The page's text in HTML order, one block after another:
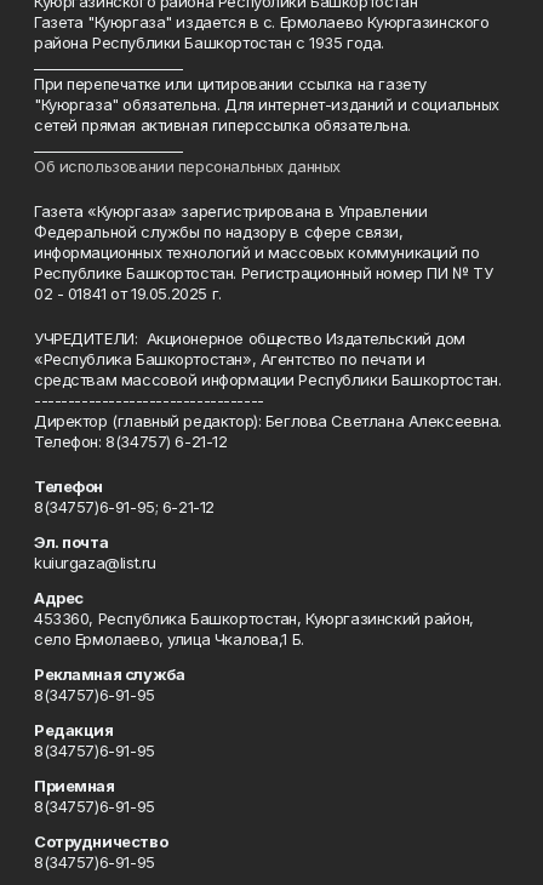
Газета "Куюргаза" издается в с. Ермолаево Куюргазинского
района Республики Башкортостан с 1935 года.
При перепечатке или цитировании ссылка на газету
"Куюргаза" обязательна. Для интернет-изданий и социальных
сетей прямая активная гиперссылка обязательна.
Об использовании персональных данных
Газета «Куюргаза» зарегистрирована в Управлении
Федеральной службы по надзору в сфере связи,
информационных технологий и массовых коммуникаций по
Республике Башкортостан. Регистрационный номер ПИ № ТУ
02 - 01841 от 19.05.2025 г.
УЧРЕДИТЕЛИ: Акционерное общество Издательский дом
«Республика Башкортостан», Агентство по печати и
средствам массовой информации Республики Башкортостан.
----------------------------------
Директор (главный редактор): Беглова Светлана Алексеевна.
Телефон: 8(34757) 6-21-12
Телефон
8(34757)6-91-95; 6-21-12
Эл. почта
kuiurgaza@list.ru
Адрес
453360, Республика Башкортостан, Куюргазинский район,
село Ермолаево, улица Чкалова,1 Б.
Рекламная служба
8(34757)6-91-95
Редакция
8(34757)6-91-95
Приемная
8(34757)6-91-95
Сотрудничество
8(34757)6-91-95